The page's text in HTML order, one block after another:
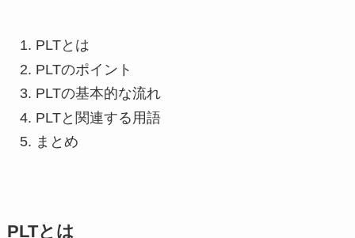
PLTとは
PLTのポイント
PLTの基本的な流れ
PLTと関連する用語
まとめ
PLTとは